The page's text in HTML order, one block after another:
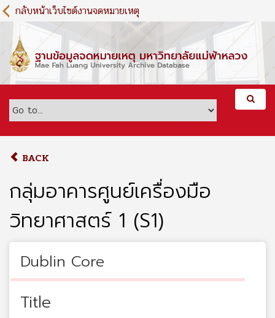
S
k
m
c
กลับหน้าเว็บไซต์งานจดหมายเหตุ
BACK
กลุ่มอาคารศูนย์เครื่องมือ
วิทยาศาสตร์ 1 (S1)
Dublin Core
Title